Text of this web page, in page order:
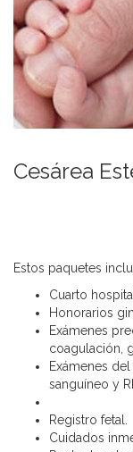
Cesárea
Estos paquetes
Cuarto
Honorarios
Exámenes
coagulación,
Exámenes
sanguíneo y
Registro fetal.
Cuidados